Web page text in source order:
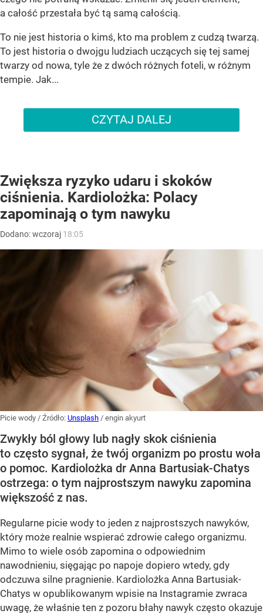
a całość przestała być tą samą całością.
To nie jest historia o kimś, kto ma problem z cudzą twarzą.
To jest historia o dwojgu ludziach uczących się tej samej
twarzy od nowa, tyle że z dwóch różnych foteli, w różnym
tempie. Jak...
CZYTAJ DALEJ
Zwiększa ryzyko udaru i skoków
ciśnienia. Kardiolożka: Polacy
zapominają o tym nawyku
Dodano:wczoraj 18:05
Picie wody / Źródło: Unsplash / engin akyurt
Zwykły ból głowy lub nagły skok ciśnienia
to często sygnał, że twój organizm po prostu woła
o pomoc. Kardiolożka dr Anna Bartusiak-Chatys
ostrzega: o tym najprostszym nawyku zapomina
większość z nas.
Regularne picie wody to jeden z najprostszych nawyków,
który może realnie wspierać zdrowie całego organizmu.
Mimo to wiele osób zapomina o odpowiednim
nawodnieniu, sięgając po napoje dopiero wtedy, gdy
odczuwa silne pragnienie. Kardiolożka Anna Bartusiak-
Chatys w opublikowanym wpisie na Instagramie zwraca
uwagę, że właśnie ten z pozoru błahy nawyk często okazuje